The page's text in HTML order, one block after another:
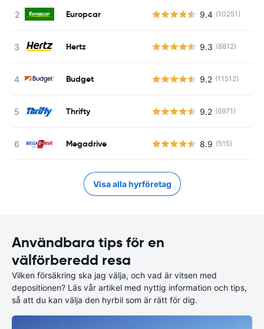
Europcar 9.4 (10251)
Hertz 9.3 (8812)
Budget 9.2 (11512)
Thrifty 9.2 (6971)
Megadrive 8.9 (515)
Visa alla hyrföretag
Användbara tips för en
välförberedd resa
Vilken försäkring ska jag välja, och vad är vitsen med
depositionen? Läs vår artikel med nyttig information och tips,
så att du kan välja den hyrbil som är rätt för dig.